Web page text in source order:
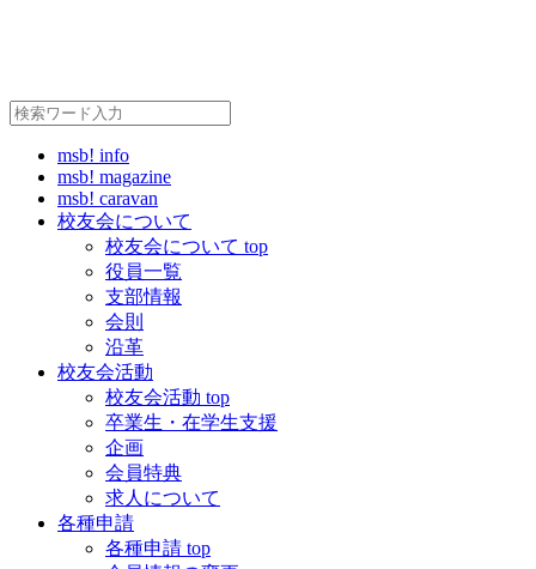
msb! info
msb! magazine
msb! caravan
校友会について
校友会について top
役員一覧
支部情報
会則
沿革
校友会活動
校友会活動 top
卒業生・在学生支援
企画
会員特典
求人について
各種申請
各種申請 top